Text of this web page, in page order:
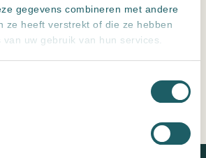
gegevens combineren met andere
ze heeft verstrekt of die ze hebben
uw gebruik van hun services.
aan offerte
maar